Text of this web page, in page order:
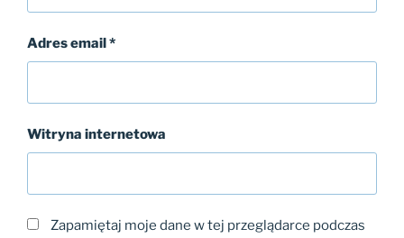
Adres email *
Witryna internetowa
Zapamiętaj moje dane w tej przeglądarce podczas